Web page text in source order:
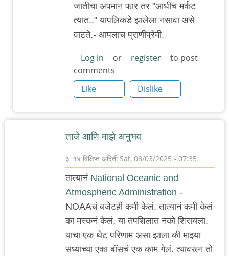
बाजू
जातीचा अपमान फार तर "आधीच मर्कट
त्यात.." यापलिकडे झालेला नसावा असे
वाटते.- आपलाच प्राणीप्रेमी.
Log in or register
to post
comments
Like
Dislike
ताजे आणि माझे अनुभव
३_१४ विक्षिप्त अदिती Sat, 08/03/2025 - 07:35
तात्यानं National Oceanic and
Atmospheric Administration -
NOAAचं बजेटही कमी केलं. तात्यानं कमी केलं
का मस्कनं केलं, या तपशिलात नको शिरायला.
याचा एक थेट परिणाम असा झाला की माझ्या
सध्याच्या एका बॉसचं एक काम गेलं. त्यावरून तो